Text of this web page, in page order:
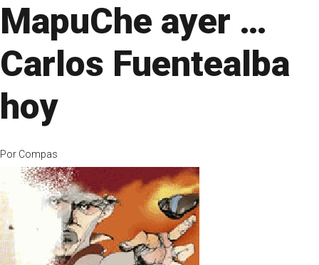
MapuChe ayer …
Carlos Fuentealba
hoy
Por Compas